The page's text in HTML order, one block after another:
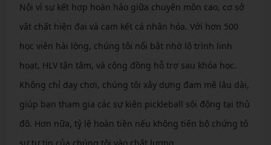
Nội vì sự kết hợp hoàn hảo giữa chuyên môn cao, cơ sở
vật chất hiện đại và cam kết cá nhân hóa. Với hơn 500
học viên hài lòng, chúng tôi nổi bật nhờ lộ trình linh
hoạt, HLV tận tâm, và cộng đồng hỗ trợ sau khóa học.
Không chỉ dạy chơi, chúng tôi xây dựng đam mê lâu dài,
giúp bạn tham gia các sự kiện pickleball sôi động tại thủ
đô. Hơn nữa, tỷ lệ hoàn tiền nếu không tiến bộ chứng tỏ